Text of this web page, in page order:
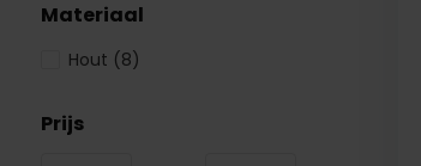
Materiaal
Hout (8)
Prijs